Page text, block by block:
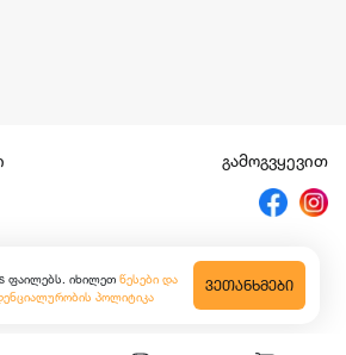
ფაილებს. იხილეთ წესები და
პოლიტიკა
ᲕᲔᲗᲐᲜᲮᲛᲔᲑᲘ
გამოგვყევით